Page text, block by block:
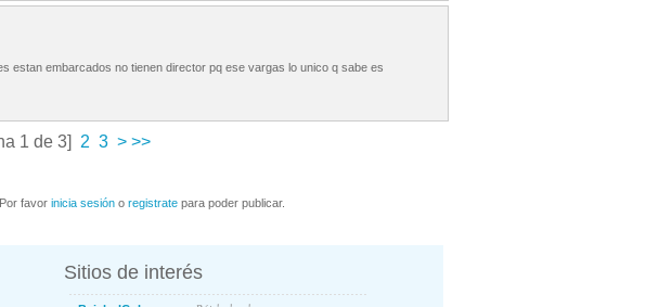
estan embarcados no tienen director pq ese vargas lo unico q sabe es
1 de 3] 2 3 > >>
favor inicia sesión o registrate para poder publicar.
Sitios de interés